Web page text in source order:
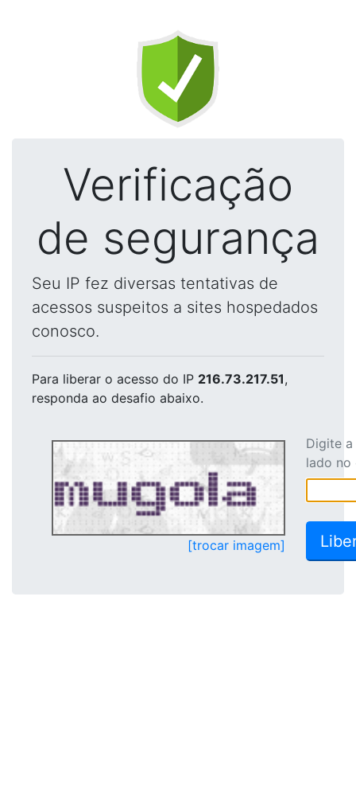
Verificação
de segurança
Seu IP fez diversas tentativas de
acessos suspeitos a sites hospedados
conosco.
Para liberar o acesso do IP 216.73.217.51,
responda ao desafio abaixo.
[trocar imagem]
Digite
lado no